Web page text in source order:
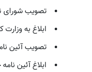
تصویب شورای
ابلاغ به وزارت
تصویب آئین نامه
ابلاغ آئین نامه